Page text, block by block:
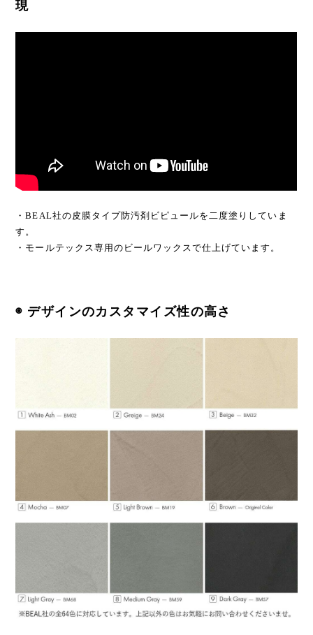
現
・BEAL社の皮膜タイプ防汚剤ビピュールを二度塗りしていま
す。
・モールテックス専用のビールワックスで仕上げています。
◉ デザインのカスタマイズ性の高さ